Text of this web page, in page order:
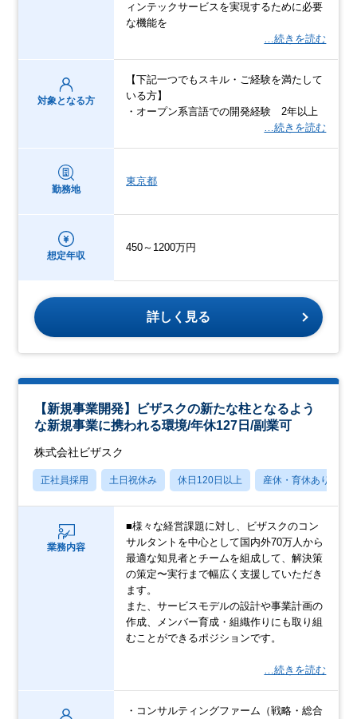
ィンテックサービスを実現するために必要
な機能を
…続きを読む
対象となる方
【下記一つでもスキル・ご経験を満たして
いる方】
・オープン系言語での開発経験 2年以上
…続きを読む
勤務地
東京都
想定年収
450～1200万円
詳しく見る
【新規事業開発】ビザスクの新たな柱となるよう
な新規事業に携われる環境/年休127日/副業可
株式会社ビザスク
正社員採用 土日祝休み 休日120日以上 産休・育休あり
業務内容
■様々な経営課題に対し、ビザスクのコン
サルタントを中心として国内外70万人から
最適な知見者とチームを組成して、解決策
の策定〜実行まで幅広く支援していただき
ます。
また、サービスモデルの設計や事業計画の
作成、メンバー育成・組織作りにも取り組
むことができるポジションです。
…続きを読む
・コンサルティングファーム（戦略・総合